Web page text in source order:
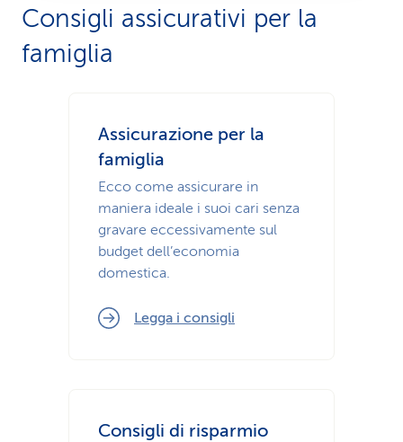
Consigli assicurativi per la
famiglia
Assicurazione per la
famiglia
Ecco come assicurare in
maniera ideale i suoi cari senza
gravare eccessivamente sul
budget dell’economia
domestica.
Legga i consigli
Consigli di risparmio